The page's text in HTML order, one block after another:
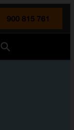
900 815 761